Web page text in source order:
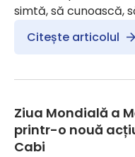
simtă, să cunoască,
Citește articolul
Ziua Mondială a
printr-o nouă
Cabi